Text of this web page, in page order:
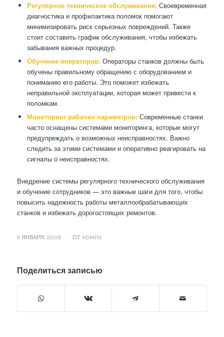
Регулярное техническое обслуживание:Своевременная
диагностика и профилактика поломок помогают
минимизировать риск серьезных повреждений. Также
стоит составить график обслуживания, чтобы избежать
забывания важных процедур.
Обучение операторов:Операторы станков должны быть
обучены правильному обращению с оборудованием и
пониманию его работы. Это поможет избежать
неправильной эксплуатации, которая может привести к
поломкам.
Мониторинг рабочих параметров:Современные станки
часто оснащены системами мониторинга, которые могут
предупреждать о возможных неисправностях. Важно
следить за этими системами и оперативно реагировать на
сигналы о неисправностях.
Внедрение системы регулярного технического обслуживания
и обучение сотрудников — это важные шаги для того, чтобы
повысить надежность работы металлообрабатывающих
станков и избежать дорогостоящих ремонтов.
11 ЯНВАРЯ, 2008 ОТ ADMIN
Поделиться записью